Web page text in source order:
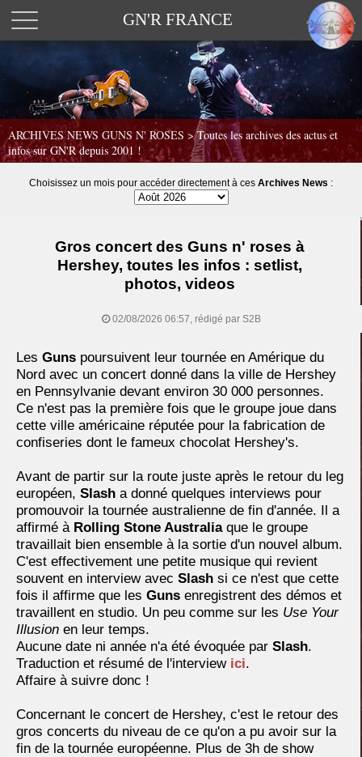
GN'R FRANCE
ARCHIVES NEWS GUNS N' ROSES >Toutes les archives des actus et
infos sur GN'R depuis 2001 !
Choisissez un mois pour accéder directement à ces Archives News :
Gros concert des Guns n' roses à
Hershey, toutes les infos : setlist,
photos, videos
02/08/2026 06:57, rédigé par S2B
Les Guns poursuivent leur tournée en Amérique du
Nord avec un concert donné dans la ville de Hershey
en Pennsylvanie devant environ 30 000 personnes.
Ce n'est pas la première fois que le groupe joue dans
cette ville américaine réputée pour la fabrication de
confiseries dont le fameux chocolat Hershey's.
Avant de partir sur la route juste après le retour du leg
européen, Slash a donné quelques interviews pour
promouvoir la tournée australienne de fin d'année. Il a
affirmé à Rolling Stone Australiaque le groupe
travaillait bien ensemble à la sortie d'un nouvel album.
C'est effectivement une petite musique qui revient
souvent en interview avec Slash si ce n'est que cette
fois il affirme que les Guns enregistrent des démos et
travaillent en studio. Un peu comme sur les Use Your
Illusion en leur temps.
Aucune date ni année n'a été évoquée par Slash.
Traduction et résumé de l'interview ici.
Affaire à suivre donc !
Concernant le concert de Hershey, c'est le retour des
gros concerts du niveau de ce qu'on a pu avoir sur la
fin de la tournée européenne. Plus de 3h de show